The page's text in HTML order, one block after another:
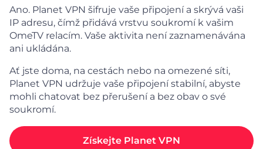
Ano. Planet VPN šifruje vaše připojení a skrývá vaši
IP adresu, čímž přidává vrstvu soukromí k vašim
OmeTV relacím. Vaše aktivita není zaznamenávána
ani ukládána.
Ať jste doma, na cestách nebo na omezené síti,
Planet VPN udržuje vaše připojení stabilní, abyste
mohli chatovat bez přerušení a bez obav o své
soukromí.
Získejte Planet VPN